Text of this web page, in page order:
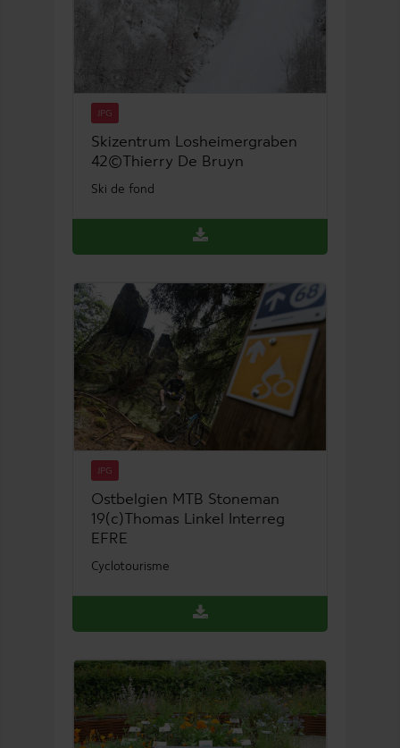
JPG
Skizentrum Losheimergraben
42©Thierry De Bruyn
Ski de fond
JPG
Ostbelgien MTB Stoneman
19(c)Thomas Linkel Interreg
EFRE
Cyclotourisme